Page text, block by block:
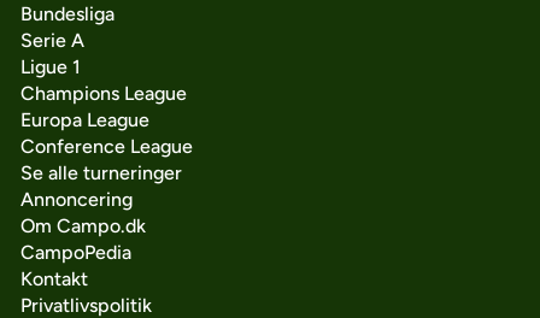
Bundesliga
Serie A
Ligue 1
Champions League
Europa League
Conference League
Se alle turneringer
Annoncering
Om Campo.dk
CampoPedia
Kontakt
Privatlivspolitik